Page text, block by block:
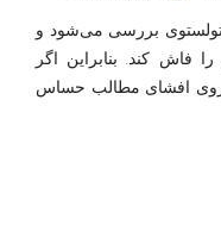
تولستوی بررسی می‌شود و
کند. بنابراین اگر
روی افشای مطالب حساس